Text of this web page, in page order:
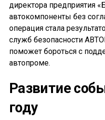
директора предприятия
автокомпоненты без
операция стала
служб безопасности
поможет бороться с
автопроме.
Развитие
году